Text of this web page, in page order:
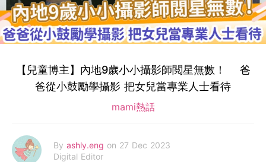
【兒童博主】內地9歲小小攝影師閲星無數！ 爸
爸從小鼓勵學攝影 把女兒當專業人士看待
mami熱話
By ashly.eng on 27 Dec 2023
Digital Editor